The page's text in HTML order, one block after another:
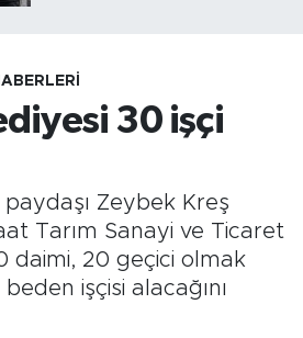
30 işçi
Zeybek Kreş
Tarım Sanayi ve Ticaret
daimi, 20 geçici olmak
işçisi alacağını